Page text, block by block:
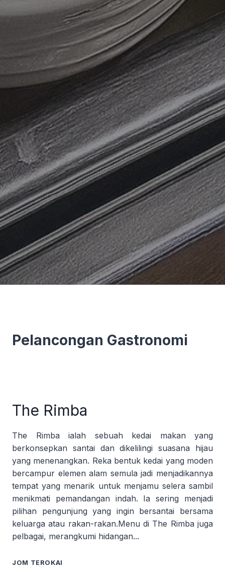
Pelancongan Gastronomi
The Rimba
The Rimba ialah sebuah kedai makan yang
berkonsepkan santai dan dikelilingi suasana hijau
yang menenangkan. Reka bentuk kedai yang moden
bercampur elemen alam semula jadi menjadikannya
tempat yang menarik untuk menjamu selera sambil
menikmati pemandangan indah. Ia sering menjadi
pilihan pengunjung yang ingin bersantai bersama
keluarga atau rakan-rakan.Menu di The Rimba juga
pelbagai, merangkumi hidangan...
JOM TEROKAI